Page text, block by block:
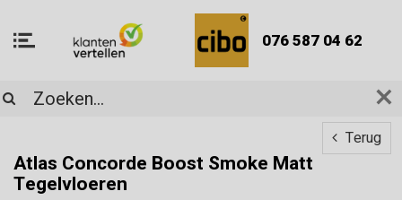
076 587 04 62
Terug
Atlas Concorde Boost Smoke Matt
Tegelvloeren